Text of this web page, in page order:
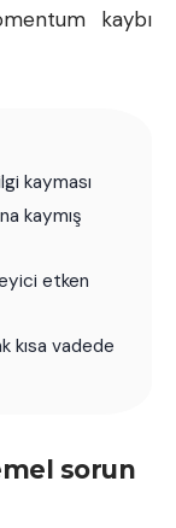
kaybı
kayması
kaymış
etken
kısa vadede
sorun